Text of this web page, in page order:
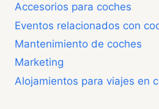
Accesorios para coches
Eventos relacionados con
Mantenimiento de coches
Marketing
Alojamientos para viajes en